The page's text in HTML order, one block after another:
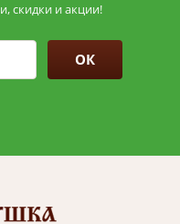
скидки и акции!
ОК